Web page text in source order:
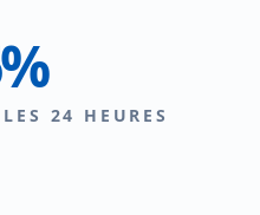
24 HEURES